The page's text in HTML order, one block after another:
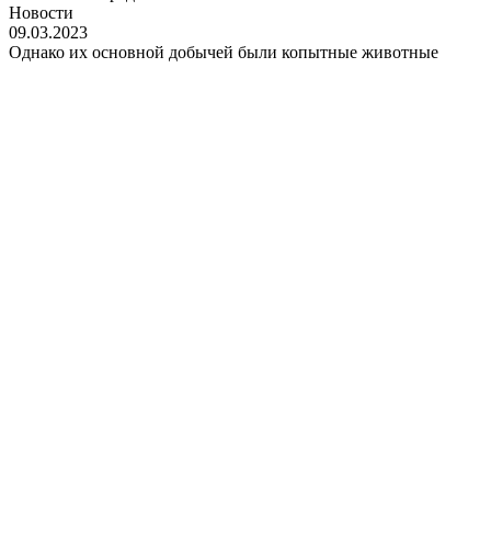
Новости
09.03.2023
Однако их основной добычей были копытные животные